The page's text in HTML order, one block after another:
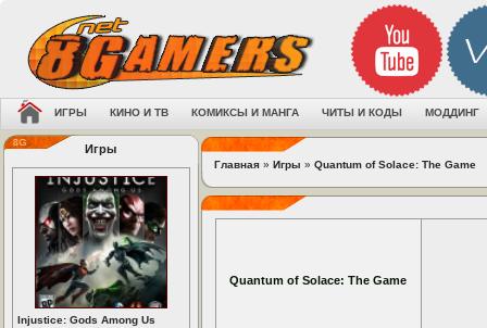
ИГРЫ КИНО И ТВ КОМИКСЫ И МАНГА ЧИТЫ И КОДЫ МОДДИНГ
Игры
Injustice: Gods Among Us
Главная » Игры » Quantum of Solace: The Game
Quantum of Solace: The Game